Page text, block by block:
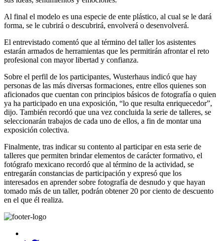
Al final el modelo es una especie de ente plástico, al cual se le dará
forma, se le cubrirá o descubrirá, envolverá o desenvolverá.
El entrevistado comentó que al término del taller los asistentes
estarán armados de herramientas que les permitirán afrontar el reto
profesional con mayor libertad y confianza.
Sobre el perfil de los participantes, Wusterhaus indicó que hay
personas de las más diversas formaciones, entre ellos quienes son
aficionados que cuentan con principios básicos de fotografía o quien
ya ha participado en una exposición, “lo que resulta enriquecedor”,
dijo. También recordó que una vez concluida la serie de talleres, se
seleccionarán trabajos de cada uno de ellos, a fin de montar una
exposición colectiva.
Finalmente, tras indicar su contento al participar en esta serie de
talleres que permiten brindar elementos de carácter formativo, el
fotógrafo mexicano recordó que al término de la actividad, se
entregarán constancias de participación y expresó que los
interesados en aprender sobre fotografía de desnudo y que hayan
tomado más de un taller, podrán obtener 20 por ciento de descuento
en el que él realiza.